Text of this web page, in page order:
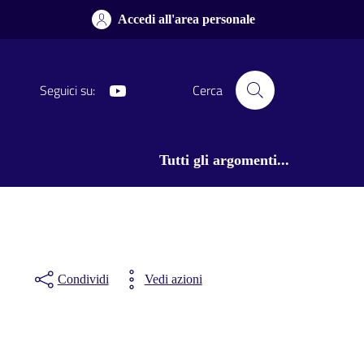
Accedi all'area personale
Seguici su: Cerca
Tutti gli argomenti...
Condividi Vedi azioni